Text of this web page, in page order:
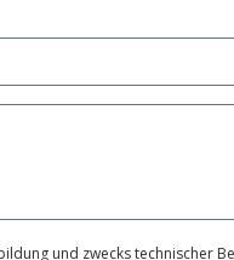
und zwecks technischer